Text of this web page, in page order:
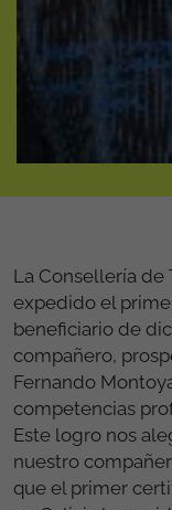
La Consellería de
expedido el
beneficiario de
compañero,
Fernando
competencias
Este logro nos
nuestro
que el primer